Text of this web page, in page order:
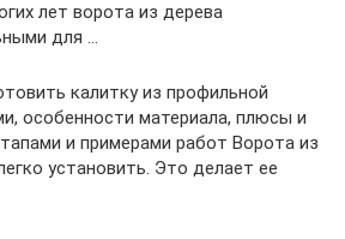
лет ворота из дерева
для …
калитку из профильной
особенности материала, плюсы и
и примерами работ Ворота из
установить. Это делает ее